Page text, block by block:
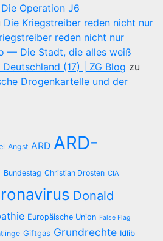
Die Operation J6
Die Kriegstreiber reden nicht nur
reden nicht nur
— Die Stadt, die alles weiß
(17) | ZG Blog zu
Drogenkartelle und der
Angst ARD ARD-
Bundestag Christian Drosten CIA
Donald
Europäische Union False Flag
Giftgas Grundrechte Idlib